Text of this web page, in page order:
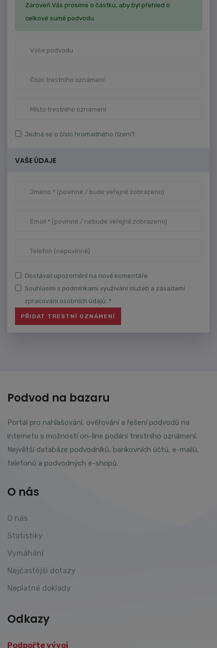
Zároveň Vás prosíme o částku, aby byl přehled o
celkové sumě podvodu.
Jedná se o číslo hromadného řízení?
VAŠE ÚDAJE
Dostávat upozornění na nové komentáře.
Souhlasím s podmínkami využívání služeb a zásadami
zpracování osobních údajů. *
Podvod na bazaru
Portál pro nahlašování, ověřování a řešení podvodů na
internetu s možností on-line podání trestního oznámení.
Největší databáze podvodníků, bankovních účtů, e-mailů,
telefonů a podvodných e-shopů.
O nás
O nás
Statistiky
Vymáhání
Nejčastější dotazy
Neplatné doklady
Odkazy
Podpořte vývoj